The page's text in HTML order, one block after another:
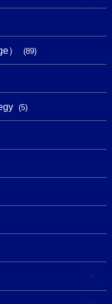
(43)
） (89)
(5)